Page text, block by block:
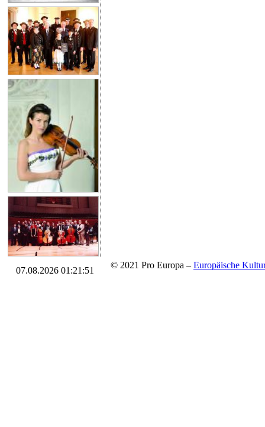
07.08.2026 01:21:51
© 2021 Pro Europa – Europäische